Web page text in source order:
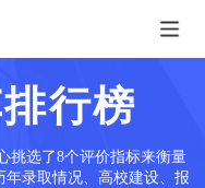
行榜
挑选了8个评价指标来衡量
录取情况、高校建设、报